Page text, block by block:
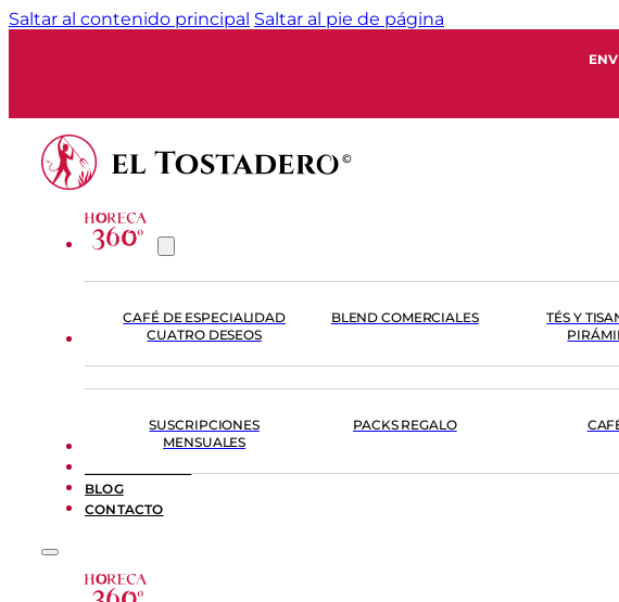
Saltar al contenido principal Saltar al pie de página
CAFÉ DE ESPECIALIDAD
CUATRO DESEOS
BLEND COMERCIALES
TÉS Y
SUSCRIPCIONES
MENSUALES
PACKS REGALO
FORMACIÓN
BLOG
CONTACTO